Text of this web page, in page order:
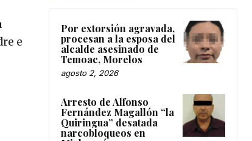
e
Por extorsión agravada,
procesan a la esposa del
alcalde asesinado de
Temoac, Morelos
agosto 2, 2026
Arresto de Alfonso
Fernández Magallón “la
Quiringua” desatada
narcobloqueos en